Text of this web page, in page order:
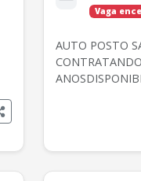
Vaga
AUTO POSTO